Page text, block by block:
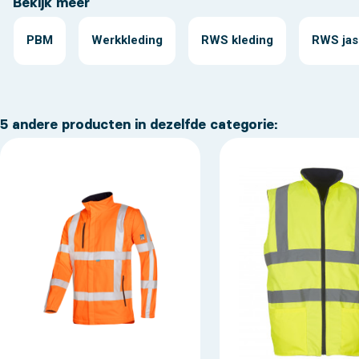
PBM Werkkleding RWS kleding RWS
5 andere producten in dezelfde categorie: